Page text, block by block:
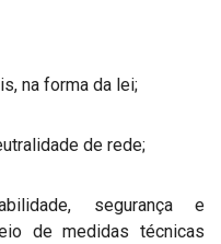
na forma da lei;
de rede;
segurança e
de medidas técnicas